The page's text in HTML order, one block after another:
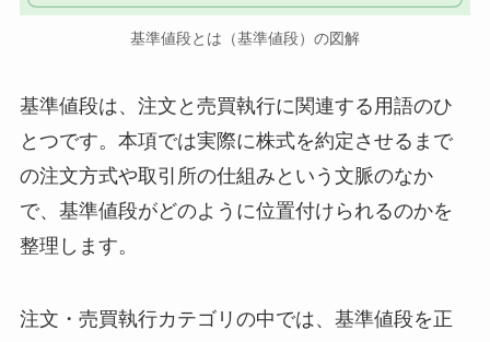
基準値段とは（基準値段）の図解
基準値段は、注文と売買執行に関連する用語のひ
とつです。本項では実際に株式を約定させるまで
の注文方式や取引所の仕組みという文脈のなか
で、基準値段がどのように位置付けられるのかを
整理します。
注文・売買執行カテゴリの中では、基準値段を正